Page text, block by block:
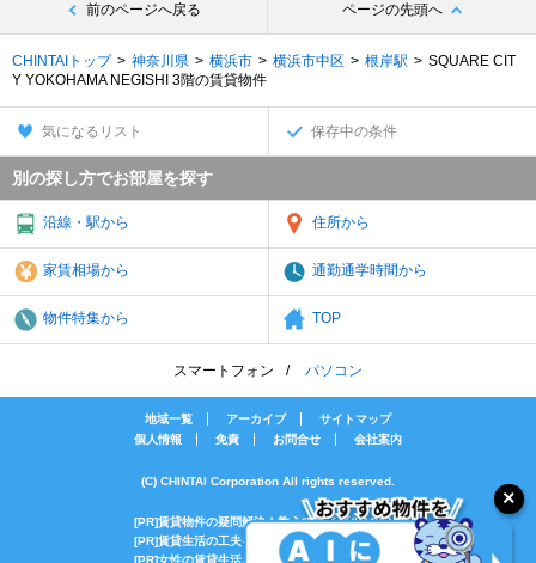
前のページへ戻る ページの先頭へ
CHINTAIトップ 神奈川県 横浜市 横浜市中区 根岸駅
SQUARE CIT
Y YOKOHAMA NEGISHI 3階の賃貸物件
気になるリスト 保存中の条件
別の探し方でお部屋を探す
沿線・駅から 住所から
家賃相場から 通勤通学時間から
物件特集から TOP
スマートフォン パソコン
地域一覧 アーカイブ
サイトマップ
個人情報
免責 お問合せ 会社案内
(C) CHINTAI Corporation All rights reserved.
[PR]賃貸物件の疑問解決！教えてエイブルAGENT
[PR]賃貸生活の工夫を紹介！CHINTAI情報局
[PR]女性の賃貸生活を応援！Woman.CHINTAI